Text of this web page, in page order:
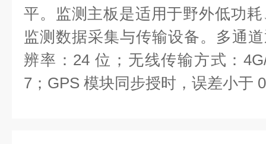
平。监测主板是适用于野外低功
监测数据采集与传输设备。多通
辨率：24 位；无线传输方式：
7；GPS 模块同步授时，误差小于